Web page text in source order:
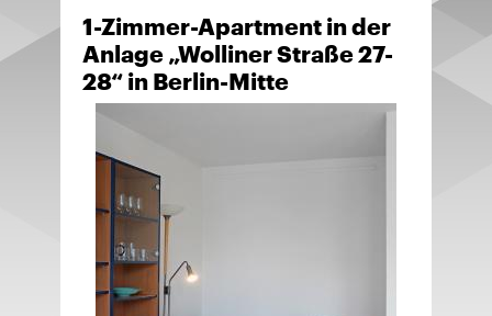
1-Zimmer-Apartment in der
Anlage „Wolliner Straße 27-
28“ in Berlin-Mitte